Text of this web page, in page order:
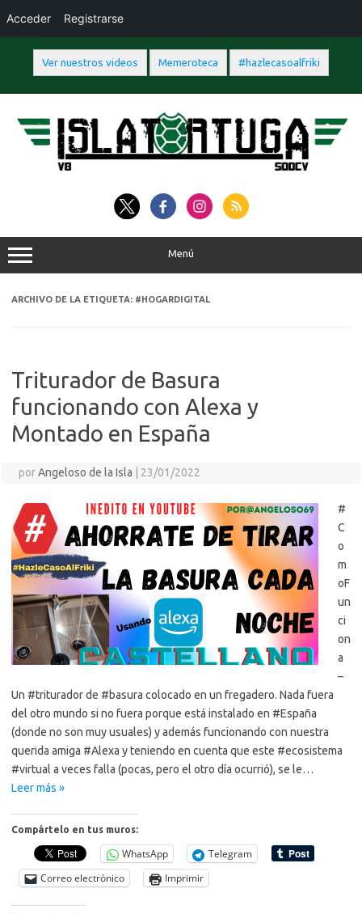
Ver nuestros videos Memeroteca #hazlecasoalfriki
Acceder Registrarse
contenido
Menú
ARCHIVO DE LA ETIQUETA: #HOGARDIGITAL
Triturador de Basura
funcionando con Alexa y
Montado en España
porAngeloso de la Isla 23/01/2022
#
C
o
m
oF
un
ci
on
a
–
Un #triturador de #basura colocado en un fregadero. Nada fuera
del otro mundo si no fuera porque está instalado en #España
(donde no son muy usuales) y además funcionando con nuestra
querida amiga #Alexa y teniendo en cuenta que este #ecosistema
#virtual a veces falla (pocas, pero el otro día ocurrió), se le…
Leer más »
Compártelo en tus muros:
WhatsApp
Telegram
Correo electrónico
Imprimir